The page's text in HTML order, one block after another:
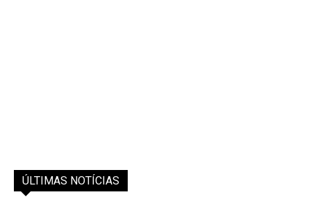
ÚLTIMAS NOTÍCIAS